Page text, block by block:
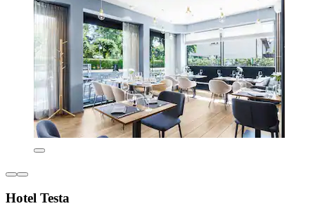
Hotel Testa